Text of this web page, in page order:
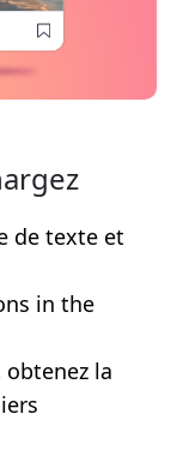
de texte et
in the
la